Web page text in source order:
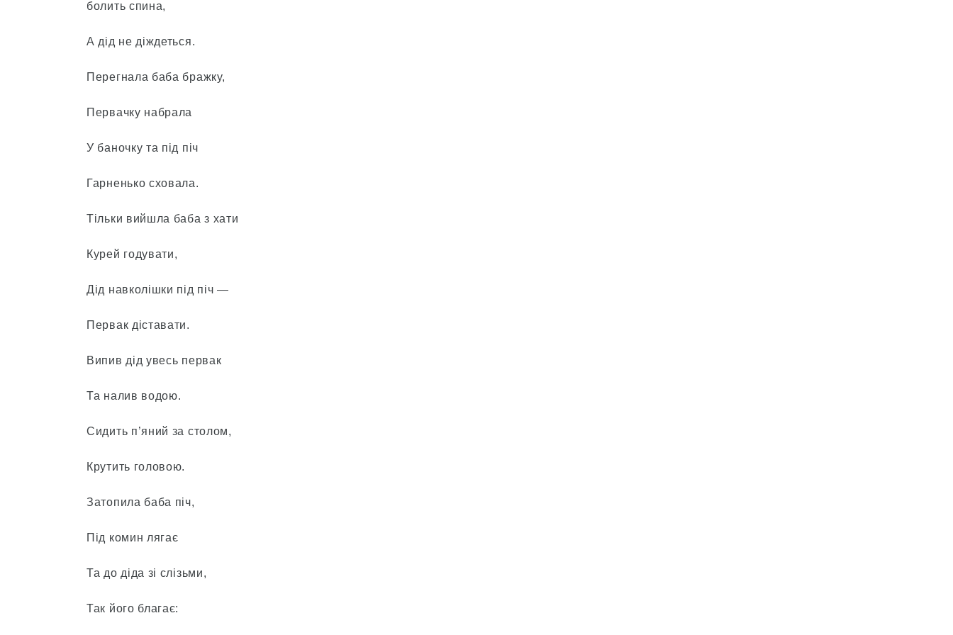
болить спина,
А дід не діждеться.
Перегнала баба бражку,
Первачку набрала
У баночку та під піч
Гарненько сховала.
Тільки вийшла баба з хати
Курей годувати,
Дід навколішки під піч —
Первак діставати.
Випив дід увесь первак
Та налив водою.
Сидить п’яний за столом,
Крутить головою.
Затопила баба піч,
Під комин лягає
Та до діда зі слізьми,
Так його благає: